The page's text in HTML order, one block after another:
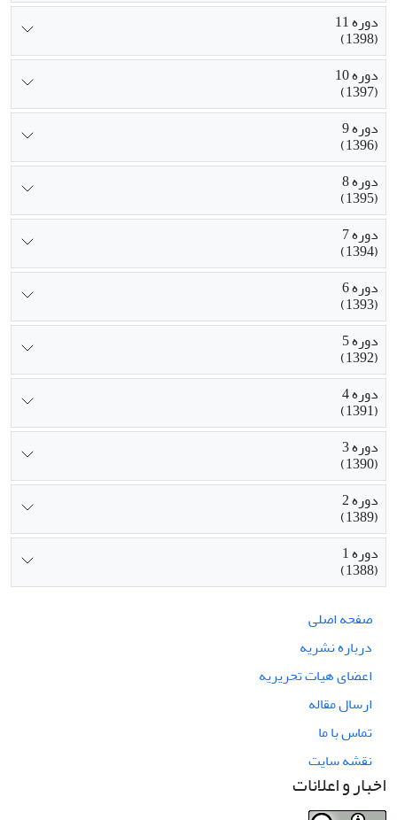
دوره 11
(1398)
دوره 10
(1397)
دوره 9
(1396)
دوره 8
(1395)
دوره 7
(1394)
دوره 6
(1393)
دوره 5
(1392)
دوره 4
(1391)
دوره 3
(1390)
دوره 2
(1389)
دوره 1
(1388)
صفحه اصلی
درباره نشریه
اعضای هیات تحریریه
ارسال مقاله
تماس با ما
نقشه سایت
اخبار و اعلانات